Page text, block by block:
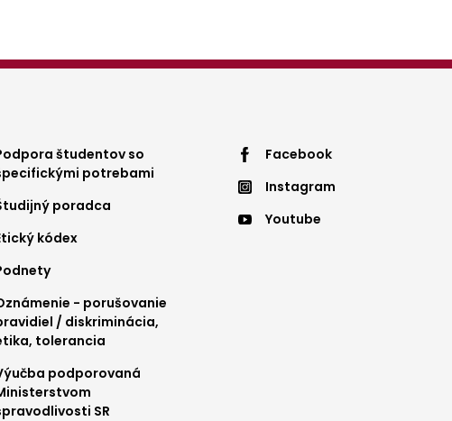
študentov so
potrebami
poradca
kódex
- porušovanie
/ diskriminácia,
tolerancia
podporovaná
SR
Footer
menu
Facebook
Instagram
Youtube